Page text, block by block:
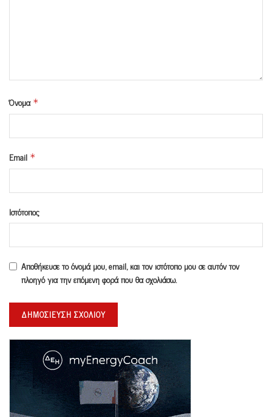
Όνομα *
Email *
Ιστότοπος
Αποθήκευσε το όνομά μου, email, και τον ιστότοπο μου σε αυτόν τον
πλοηγό για την επόμενη φορά που θα σχολιάσω.